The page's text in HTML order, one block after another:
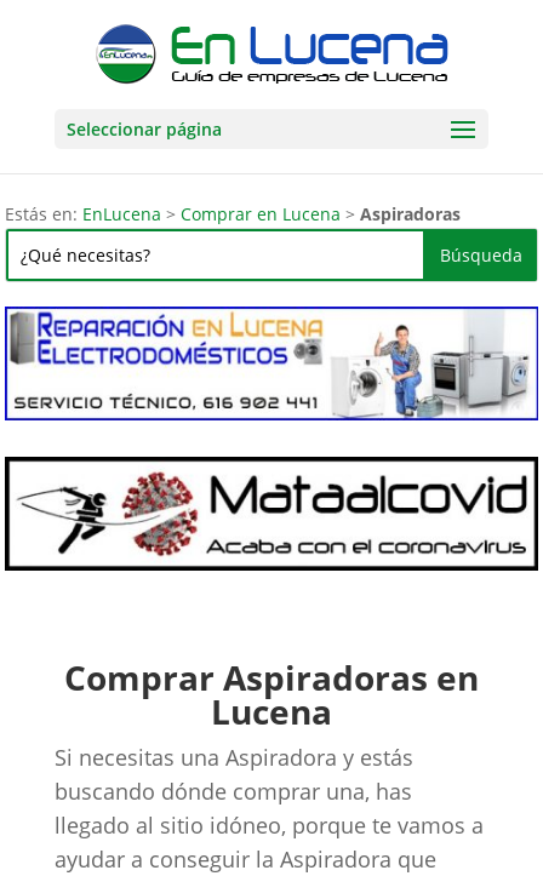
Seleccionar página
Estás en: EnLucena >Comprar en Lucena >Aspiradoras
Comprar Aspiradoras en
Lucena
Si necesitas una Aspiradora y estás
buscando dónde comprar una, has
llegado al sitio idóneo, porque te vamos a
ayudar a conseguir la Aspiradora que